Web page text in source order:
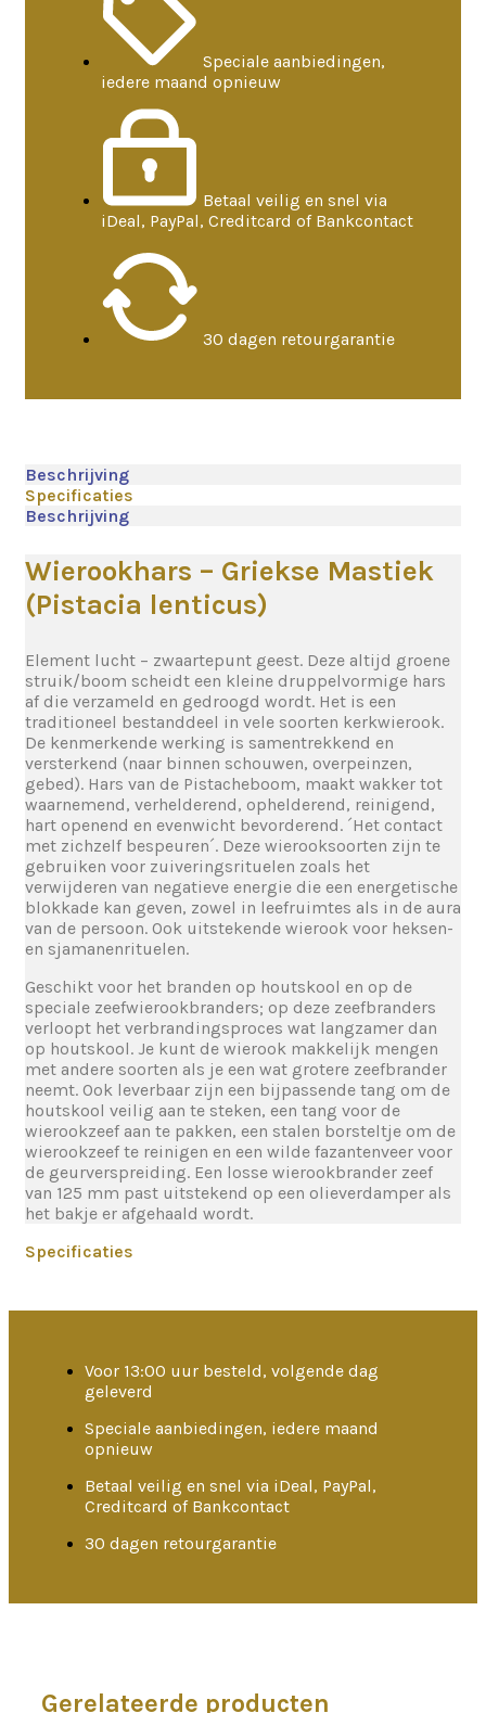
Speciale aanbiedingen,
iedere maand opnieuw
Betaal veilig en snel via
iDeal, PayPal, Creditcard of Bankcontact
30 dagen retourgarantie
Beschrijving
Specificaties
Beschrijving
Wierookhars – Griekse Mastiek
(Pistacia lenticus)
Element lucht – zwaartepunt geest. Deze altijd groene
struik/boom scheidt een kleine druppelvormige hars
af die verzameld en gedroogd wordt. Het is een
traditioneel bestanddeel in vele soorten kerkwierook.
De kenmerkende werking is samentrekkend en
versterkend (naar binnen schouwen, overpeinzen,
gebed). Hars van de Pistacheboom, maakt wakker tot
waarnemend, verhelderend, ophelderend, reinigend,
hart openend en evenwicht bevorderend. ´Het contact
met zichzelf bespeuren´. Deze wierooksoorten zijn te
gebruiken voor zuiveringsrituelen zoals het
verwijderen van negatieve energie die een energetische
blokkade kan geven, zowel in leefruimtes als in de aura
van de persoon. Ook uitstekende wierook voor heksen-
en sjamanenrituelen.
Geschikt voor het branden op houtskool en op de
speciale zeefwierookbranders; op deze zeefbranders
verloopt het verbrandingsproces wat langzamer dan
op houtskool. Je kunt de wierook makkelijk mengen
met andere soorten als je een wat grotere zeefbrander
neemt. Ook leverbaar zijn een bijpassende tang om de
houtskool veilig aan te steken, een tang voor de
wierookzeef aan te pakken, een stalen borsteltje om de
wierookzeef te reinigen en een wilde fazantenveer voor
de geurverspreiding. Een losse wierookbrander zeef
van 125 mm past uitstekend op een olieverdamper als
het bakje er afgehaald wordt.
Specificaties
Voor 13:00 uur besteld, volgende dag
geleverd
Speciale aanbiedingen, iedere maand
opnieuw
Betaal veilig en snel via iDeal, PayPal,
Creditcard of Bankcontact
30 dagen retourgarantie
Gerelateerde producten